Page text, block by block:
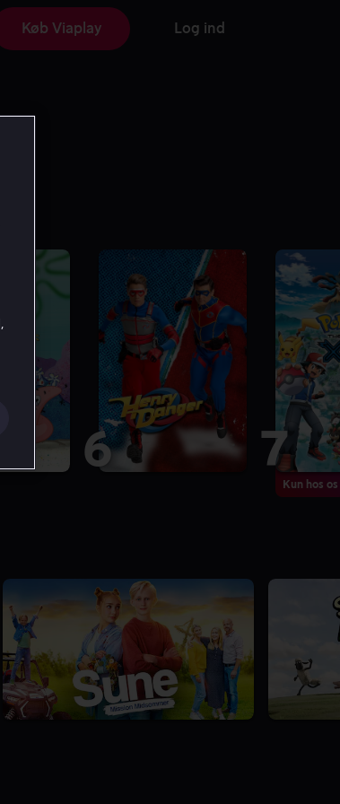
Køb Viaplay Log ind
6 7
Kun hos os